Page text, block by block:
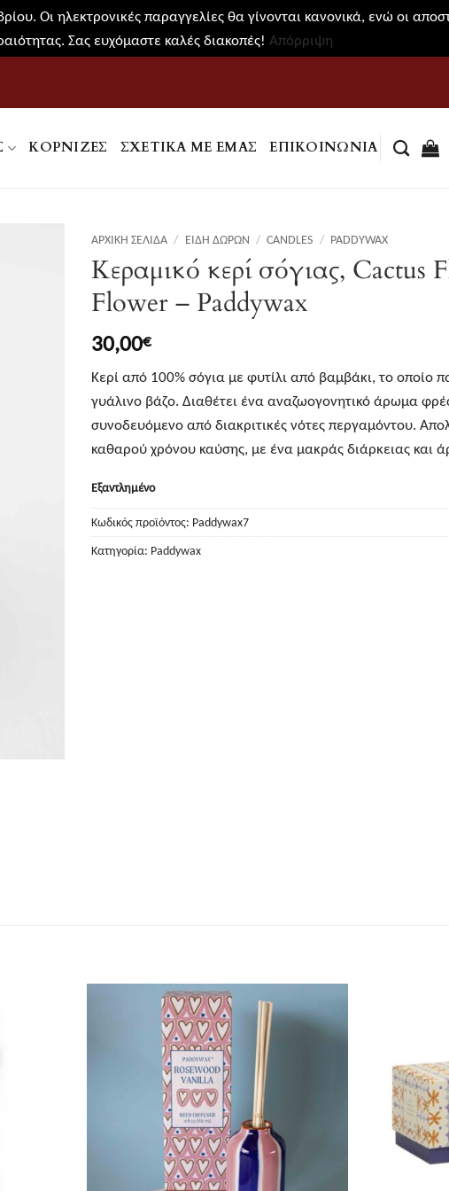
Οι ηλεκτρονικές παραγγελίες θα γίνονται κανονικά, ενώ οι
Σας ευχόμαστε καλές διακοπές! Απόρριψη
ΚΟΡΝΊΖΕΣ ΣΧΕΤΙΚΑ ΜΕ ΕΜΑΣ ΕΠΙΚΟΙΝΩΝΊΑ
ΑΡΧΙΚΉ ΣΕΛΊΔΑ / ΕΊΔΗ ΔΏΡΩΝ / CANDLES / PADDYWAX
Κεραμικό κερί σόγιας, Cactus
Flower – Paddywax
30,00€
Κερί από 100% σόγια με φυτίλι από βαμβάκι, το οποίο
γυάλινο βάζο. Διαθέτει ένα αναζωογονητικό άρωμα
συνοδευόμενο από διακριτικές νότες περγαμόντου.
καθαρού χρόνου καύσης, με ένα μακράς διάρκειας και
Εξαντλημένο
Κωδικός προϊόντος: Paddywax7
Κατηγορία: Paddywax